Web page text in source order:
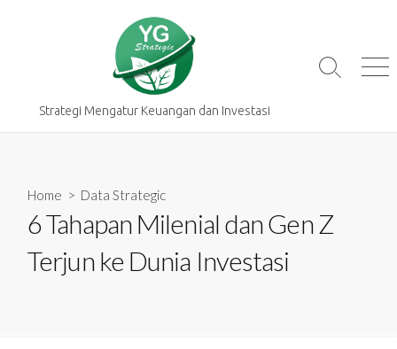
Strategi Mengatur Keuangan dan Investasi
Search
Home > Data Strategic
6 Tahapan Milenial dan Gen Z
Terjun ke Dunia Investasi